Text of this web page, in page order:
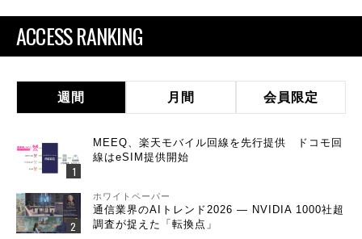
ACCESS RANKING
週間 月間 会員限定
MEEQ、楽天モバイル回線を先行提供 ドコモ回
線はeSIM提供開始
ホワイトペーパー
通信業界のAIトレンド2026 ― NVIDIA 1000社超
調査が捉えた「転換点」